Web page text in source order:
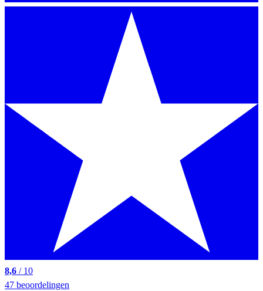
8,6 / 10
47 beoordelingen